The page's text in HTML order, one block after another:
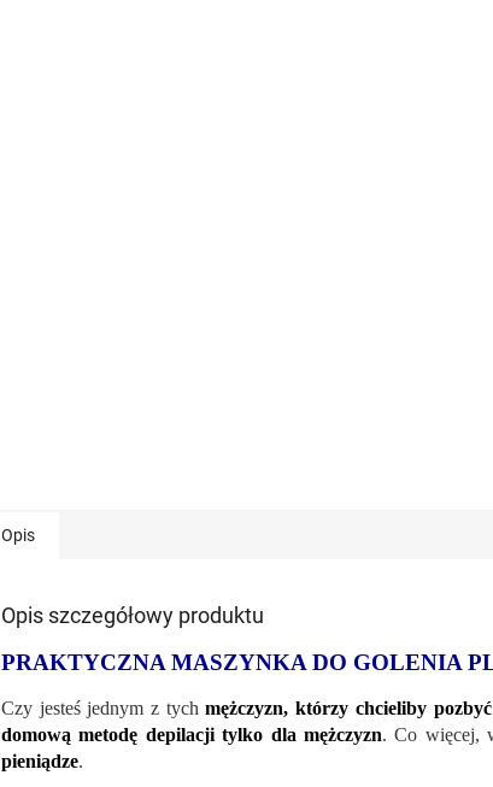
Opis
Opis szczegółowy produktu
PRAKTYCZNA MASZYNKA DO GOLENIA
Czy jesteś jednym z tychmężczyzn, którzy chcieliby pozbyć
domową metodę depilacji tylko dla mężczyzn. Co więcej,
pieniądze.